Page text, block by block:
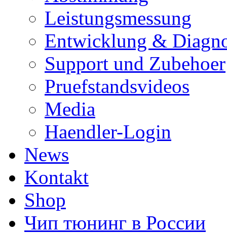
Leistungsmessung
Entwicklung &
Support und Zubehoer
Pruefstandsvideos
Media
Haendler-Login
News
Kontakt
Shop
Чип тюнинг в России